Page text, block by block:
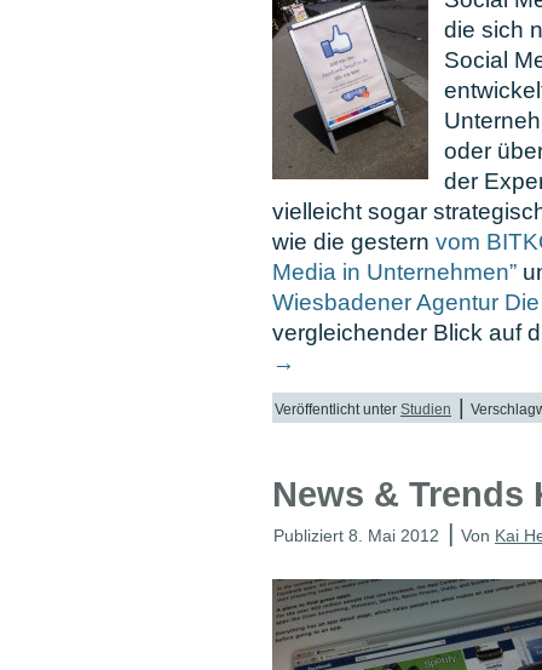
die sich
Social
oder
der
vielleicht sogar
wie die gestern vom
Media in Unternehmen”
Wiesbadener Agentur
vergleichender Blick auf
→
Veröffentlicht unter Studien
News & Trends
Publiziert 8. Mai 2012 | Von Kai